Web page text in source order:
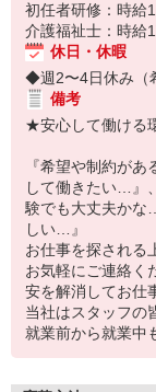
初任者研修：時給
介護福祉士：時給
休日・休暇
◆週2〜4日休み（
備考
★安心して働ける
『希望や制約が
して働きたい…』
験でも大丈夫かな
しい…』
お仕事を探される
お気軽にご連絡く
安を解消してお仕
当社はスタッフの
就業前から就業中